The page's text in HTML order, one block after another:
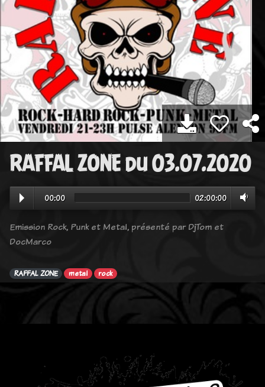
RAFFAL ZONE du 03.07.2020
00:00 02:00:00
Emission Rock, Punk et Metal, présenté par DjTom et
DocMarco
RAFFAL ZONE metal rock